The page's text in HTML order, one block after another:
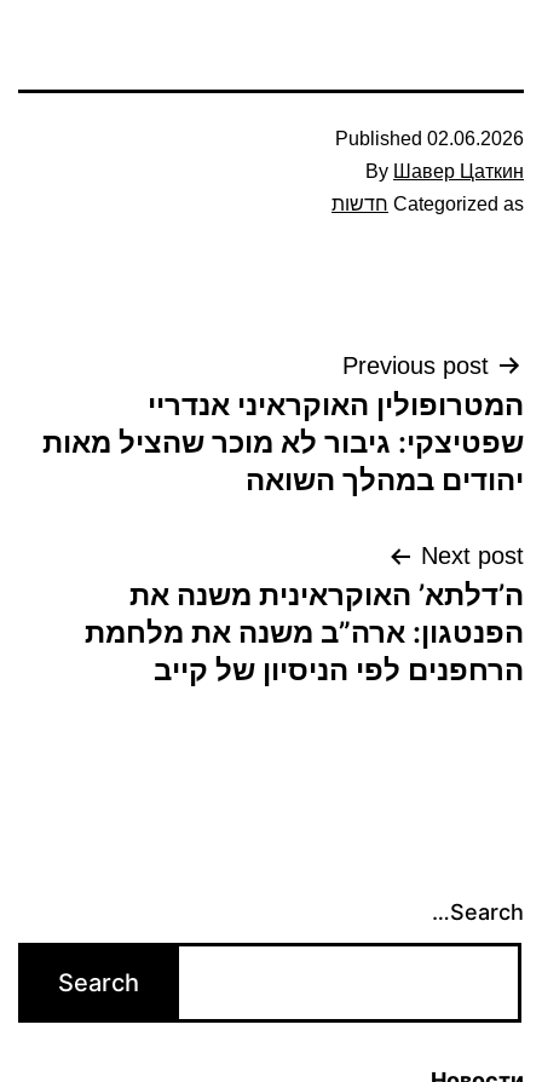
Published 02.06.2026
By Шавер Цаткин
Categorized as חדשות
ניווט
Previous post
המטרופולין האוקראיני אנדריי
שפטיצקי: גיבור לא מוכר שהציל מאות
יהודים במהלך השואה
Next post
ה’דלתא’ האוקראינית משנה את
הפנטגון: ארה”ב משנה את מלחמת
הרחפנים לפי הניסיון של קייב
Search…